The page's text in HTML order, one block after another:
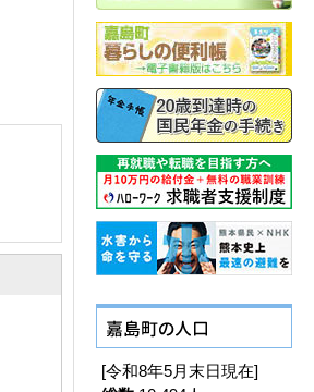
[令和8年5月末日現在]